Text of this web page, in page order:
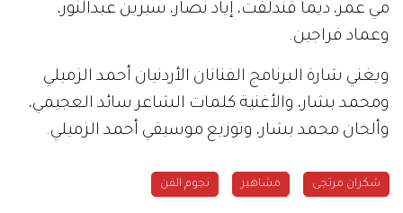
مي عمر، ديما قندلفت، إياد نصار، سيرين عبدالنور،
وعماد فراجين.
ويغني شارة البرنامج الفنانان الأردنيان أحمد الزميلي
ومحمد بشار، والأغنية كلمات الشاعر سائد العجيمي،
وألحان محمد بشار، وتوزيع موسيقي أحمد الزميلي.
شكران مرتجى مشاهير نجوم الفن